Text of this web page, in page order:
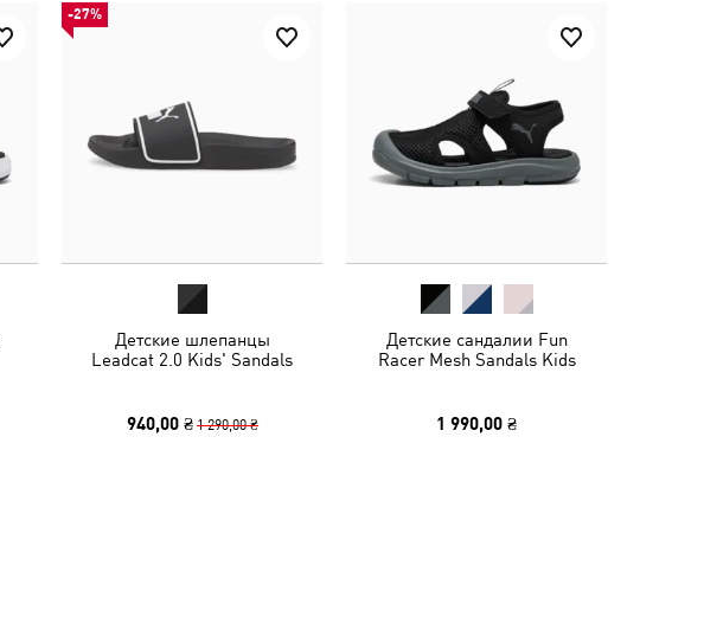
-27%
Детские шлепанцы
Leadcat 2.0 Kids' Sandals
940,00 ₴ 1 290,00 ₴
Детские сандалии Fun
Racer Mesh Sandals Kids
1 990,00 ₴